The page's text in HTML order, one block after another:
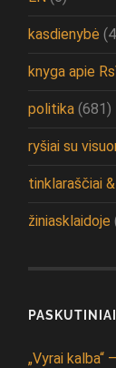
kasdienybė
knyga apie
politika (681)
ryšiai su
tinklaraščiai
žiniasklaidoje
„Vyrai kalba“